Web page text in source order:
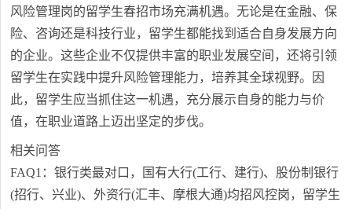
风险管理岗的留学生春招市场充满机遇。无论是在金融、保
险、咨询还是科技行业，留学生都能找到适合自身发展方向
的企业。这些企业不仅提供丰富的职业发展空间，还将引领
留学生在实践中提升风险管理能力，培养其全球视野。因
此，留学生应当抓住这一机遇，充分展示自身的能力与价
值，在职业道路上迈出坚定的步伐。
相关问答
FAQ1：银行类最对口，国有大行(工行、建行)、股份制银行
(招行、兴业)、外资行(汇丰、摩根大通)均招风控岗，留学生